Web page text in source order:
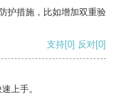
护措施，比如增加双重验
支持[0] 反对[0]
上手。